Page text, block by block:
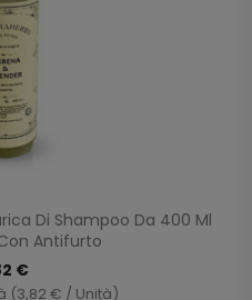
Di Shampoo Da 400 Ml
Antifurto
€
(3,82 € / Unità)